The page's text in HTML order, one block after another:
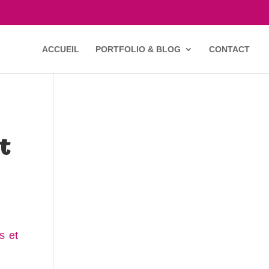
ACCUEIL PORTFOLIO & BLOG CONTACT
et